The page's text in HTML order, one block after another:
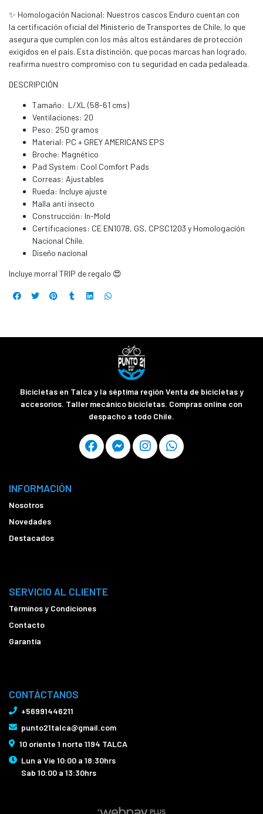
✨ Homologación Nacional: Nuestros cascos Enduro cuentan con
la certificación oficial del Ministerio de Transportes de Chile, lo que
asegura que cumplen con los más altos estándares de protección
exigidos en el país. Esta distinción, que pocas marcas han logrado,
reafirma nuestro compromiso con tu seguridad en cada pedaleada.
DESCRIPCIÓN
Tamaño: L/XL (58-61 cms)
Ventilaciones: 20
Peso: 250 gramos
Material: PC + GREY AMERICANS EPS
Broche: Magnético
Pad System: Cool Comfort Pads
Correas: Ajustables
Rueda: Incluye ajuste
Malla anti insecto
Construcción: In-Mold
Certificaciones: CE EN1078, GS, CPSC1203 y Homologación
Nacional Chile.
Diseño nacional
Incluye morral TRIP de regalo 😍
Bicicletas en Talca y la séptima región Venta de bicicletas y
accesorios. Taller mecánico bicicletas. Compras online con
despacho a todo Chile.
INFORMACIÓN
Nosotros
Novedades
Destacados
SERVICIO AL CLIENTE
Términos y Condiciones
Contacto
Garantía
CONTÁCTANOS
+56991446211
punto21talca@gmail.com
10 oriente 1 norte 1194 TALCA
Lun a Vie 10:00 a 18:30hrs
Sab 10:00 a 13:30hrs